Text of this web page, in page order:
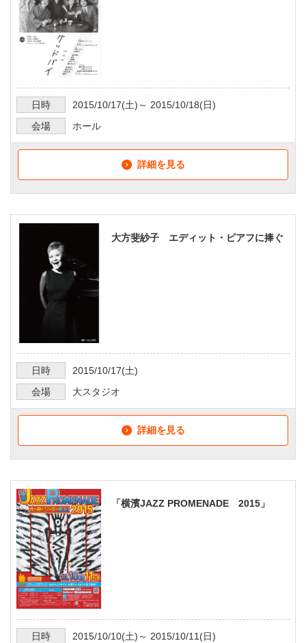
日時 2015/10/17(土)～ 2015/10/18(日)
会場
ホール
詳細を見る
大方斐紗子 エディット・ピアフに捧ぐ
日時 2015/10/17(土)
会場
大スタジオ
詳細を見る
「横濱JAZZ PROMENADE 2015」
日時 2015/10/10(土)～ 2015/10/11(日)